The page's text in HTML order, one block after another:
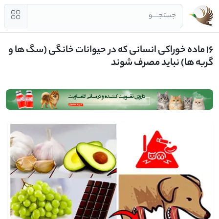
جستجــــو
16 ماده خوراکی انسانی که در حیوانات خانگی (سگ ها و
گربه ها) نباید مصرف شوند